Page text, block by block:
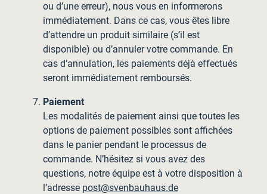
ou d’une erreur), nous vous en informerons
immédiatement. Dans ce cas, vous êtes libre
d’attendre un produit similaire (s’il est
disponible) ou d’annuler votre commande. En
cas d’annulation, les paiements déjà effectués
seront immédiatement remboursés.
Paiement
Les modalités de paiement ainsi que toutes les
options de paiement possibles sont affichées
dans le panier pendant le processus de
commande. N’hésitez si vous avez des
questions, notre équipe est à votre disposition à
l’adresse post@svenbauhaus.de